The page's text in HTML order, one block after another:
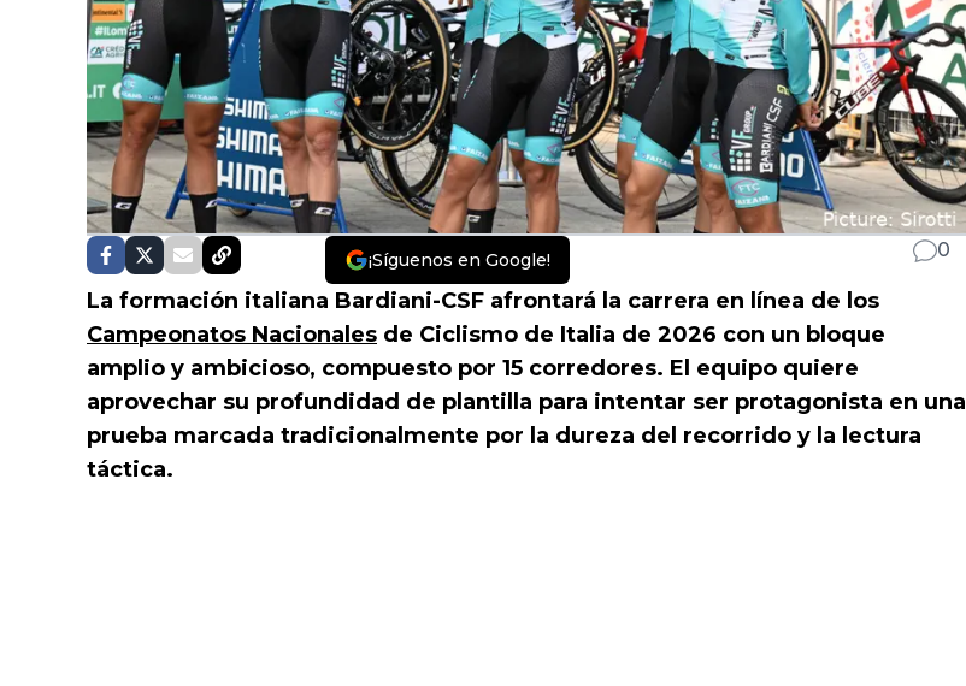
¡Síguenos en Google! 0
La formación italiana Bardiani-CSF afrontará la carrera en línea de los
Campeonatos Nacionales de Ciclismo de Italia de 2026 con un bloque
amplio y ambicioso, compuesto por 15 corredores. El equipo quiere
aprovechar su profundidad de plantilla para intentar ser protagonista en una
prueba marcada tradicionalmente por la dureza del recorrido y la lectura
táctica.